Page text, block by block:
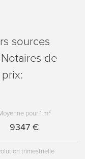
sources
de
pour 1 m²
9347 €
trimestrielle